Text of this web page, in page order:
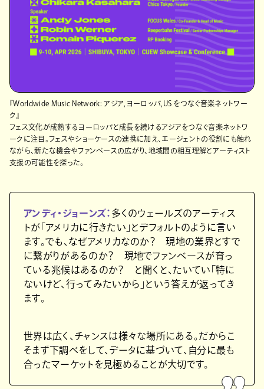
『Worldwide Music Network: アジア,ヨーロッパ,US をつなぐ音楽ネットワー
ク』
フェス文化が成熟するヨーロッパと成長を続けるアジアをつなぐ音楽ネットワ
ークに注目。フェスやショーケースの連携に加え、エージェントの役割にも触れ
ながら、新たな機会やファンベースの広がり、地域間の相互理解とアーティスト
支援の可能性を探った。
アンディ・ジョーンズ： 多くのウェールズのアーティス
トが「アメリカに行きたい」とデフォルトのように言い
ます。でも、なぜアメリカなのか？ 現地の業界とすで
に繋がりがあるのか？ 現地でファンベースが育っ
ている兆候はあるのか？ と聞くと、たいてい「特に
ないけど、行ってみたいから」という答えが返ってき
ます。
世界は広く、チャンスは様々な場所にある。だからこ
そまず下調べをして、データに基づいて、自分に最も
合ったマーケットを見極めることが大切です。